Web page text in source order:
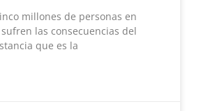
millones de personas en
las consecuencias del
que es la